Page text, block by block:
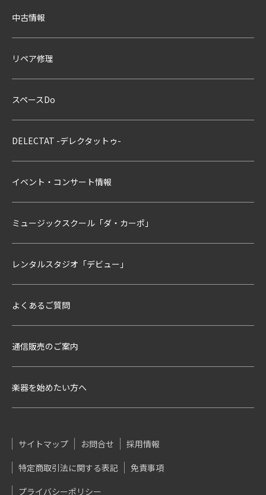
中古情報
リペア修理
スペースDo
DELECTAT -デレクタットゥ-
イベント・コンサート情報
ミュージックスクール「ダ・カーポ」
レンタルスタジオ「デビュー」
よくあるご質問
通信販売のご案内
楽器を始めたい方へ
サイトマップ お問合せ
採用情報
特定商取引法に関する表記
免責事項
プライバシーポリシー